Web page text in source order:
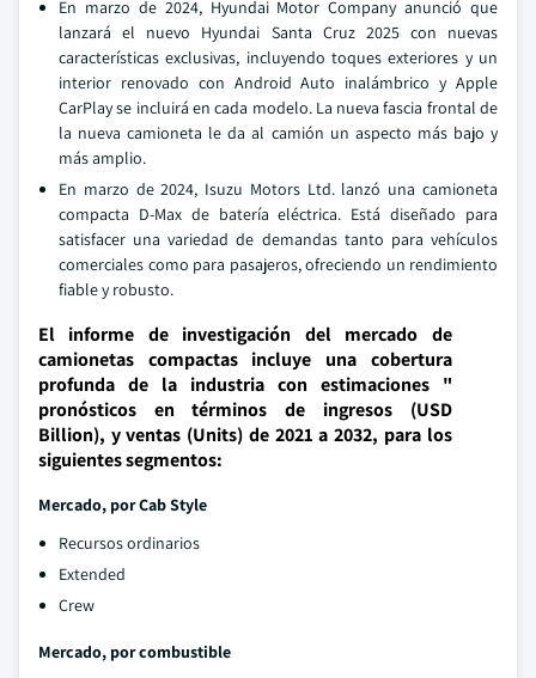
En marzo de 2024, Hyundai Motor Company anunció que
lanzará el nuevo Hyundai Santa Cruz 2025 con nuevas
características exclusivas, incluyendo toques exteriores y un
interior renovado con Android Auto inalámbrico y Apple
CarPlay se incluirá en cada modelo. La nueva fascia frontal de
la nueva camioneta le da al camión un aspecto más bajo y
más amplio.
En marzo de 2024, Isuzu Motors Ltd. lanzó una camioneta
compacta D-Max de batería eléctrica. Está diseñado para
satisfacer una variedad de demandas tanto para vehículos
comerciales como para pasajeros, ofreciendo un rendimiento
fiable y robusto.
El informe de investigación del mercado de
camionetas compactas incluye una cobertura
profunda de la industria con estimaciones "
pronósticos en términos de ingresos (USD
Billion), y ventas (Units) de 2021 a 2032, para los
siguientes segmentos:
Mercado, por Cab Style
Recursos ordinarios
Extended
Crew
Mercado, por combustible